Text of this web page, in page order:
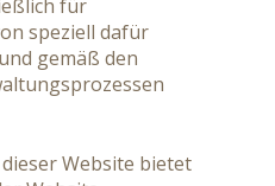
für
speziell dafür
gemäß den
Website bietet